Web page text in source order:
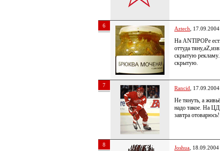
6 Aztech ,
На ANTIPOPe
оттуда
скрытую
скрытую.
7 Rancid ,
Не тянуть, а
надо такое. На
завтра отоварюсь!
8 Joshua ,